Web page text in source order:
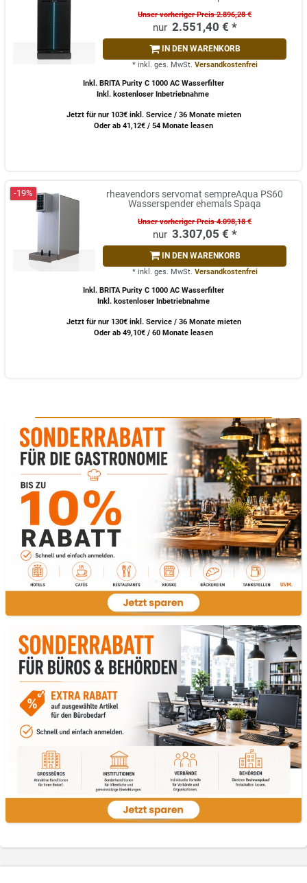
Unser vorheriger Preis 2.896,28 €
2.551,40 € *
IN DEN WARENKORB
* inkl. ges. MwSt. Versandkostenfrei
Inkl. BRITA Purity C 1000 AC Wasserfilter
Inkl. kostenloser Inbetriebnahme
Jetzt für nur 103€ inkl. Service / 36 Monate mieten
Oder ab 41,12€ / 54 Monate leasen
-19%
rheavendors servomat sempreAqua PS60
Wasserspender ehemals Spaqa
Unser vorheriger Preis 4.098,18 €
3.307,05 € *
IN DEN WARENKORB
* inkl. ges. MwSt. Versandkostenfrei
Inkl. BRITA Purity C 1000 AC Wasserfilter
Inkl. kostenloser Inbetriebnahme
Jetzt für nur 130€ inkl. Service / 36 Monate mieten
Oder ab 49,10€ / 60 Monate leasen